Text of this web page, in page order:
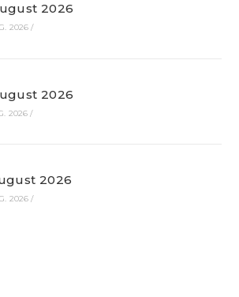
2026
2026 /
2026
2026 /
2026
2026 /